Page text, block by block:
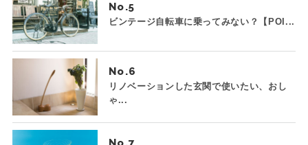
No.
ビンテージ自転車に乗ってみない？【POI...
No.
リノベーションした玄関で使いたい、おし
ゃ...